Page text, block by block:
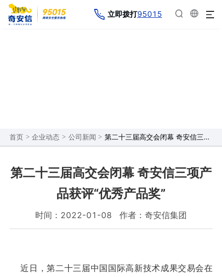
立即拨打95015
首页 > 企业动态 > 公司新闻 > 第二十三届高交会闭幕 奇安信三项产品获评“优秀产品奖”
第二十三届高交会闭幕 奇安信三项产
品获评“优秀产品奖”
时间：2022-01-08 作者：奇安信集团
近日，第二十三届中国国际高新技术成果交易会在